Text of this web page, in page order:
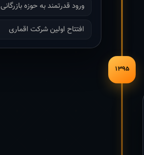
ورود قدرتمند به حوزه بازرگانی
افتتاح اولین شرکت اقماری
۱۳۹۵